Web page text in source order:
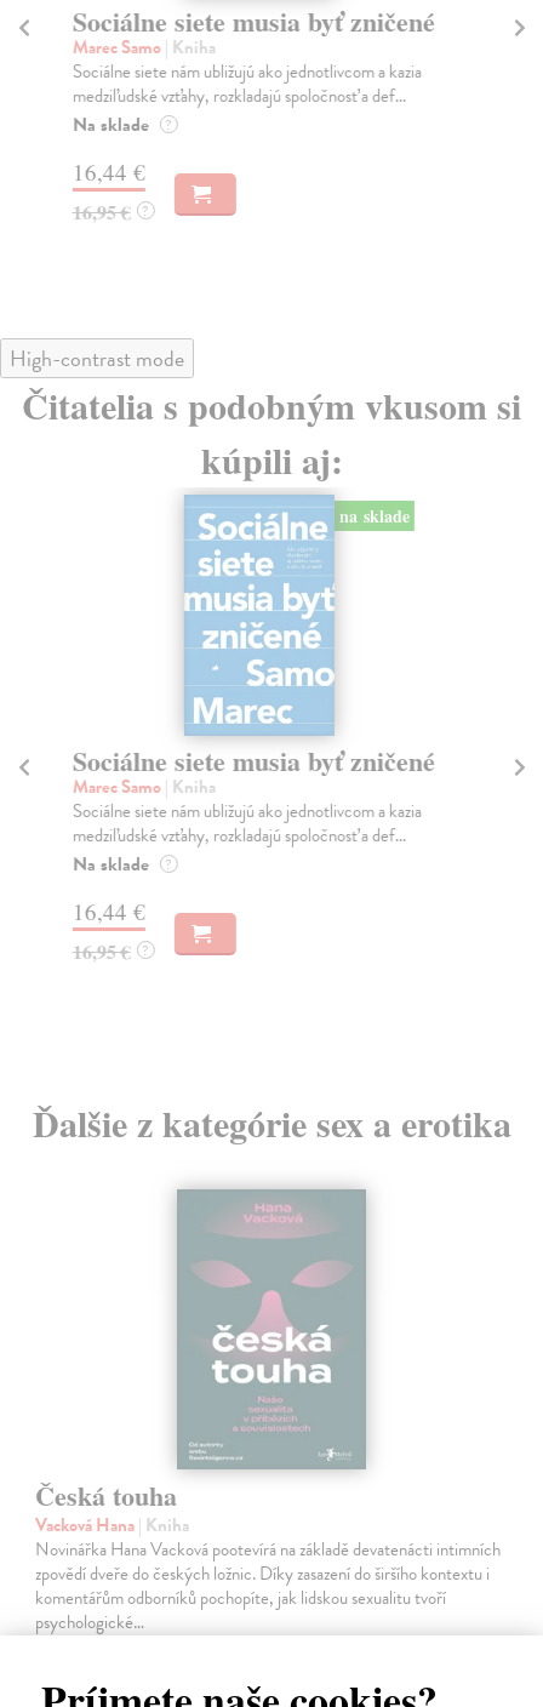
Sociálne siete musia byť zničené
Marec Samo| Kniha
Sociálne siete nám ubližujú ako jednotlivcom a kazia
medziľudské vzťahy, rozkladajú spoločnosť a def...
Na sklade ?
16,44 €
16,95 € ?
High-contrast mode
Čitatelia s podobným vkusom si
kúpili aj:
na sklade
Sociálne siete musia byť zničené
Marec Samo| Kniha
Sociálne siete nám ubližujú ako jednotlivcom a kazia
medziľudské vzťahy, rozkladajú spoločnosť a def...
Na sklade ?
16,44 €
16,95 € ?
Ďalšie z kategórie sex a erotika
Česká touha
Vacková Hana| Kniha
Novinářka Hana Vacková pootevírá na základě devatenácti intimních
zpovědí dveře do českých ložnic. Díky zasazení do širšího kontextu i
komentářům odborníků pochopíte, jak lidskou sexualitu tvoří
psychologické…
20,47 €